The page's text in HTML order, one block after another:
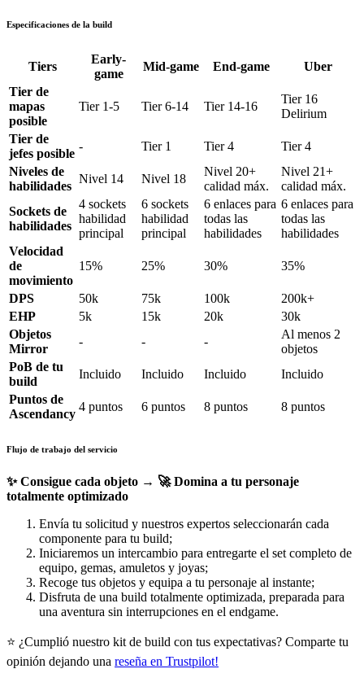
Especificaciones de la build
Tiers
Early-
game
Mid-game End-game
Uber
Tier de
mapas
posible
Tier 1-5 Tier 6-14 Tier 14-16
Tier 16
Delirium
Tier de
jefes posible
- Tier 1 Tier 4
Tier 4
Niveles de
habilidades
Nivel 14 Nivel 18
Nivel 20+
calidad máx.
Nivel 21+
calidad máx.
Sockets de
habilidades
4 sockets
habilidad
principal
6 sockets
habilidad
principal
6 enlaces para
todas las
habilidades
6 enlaces para
todas las
habilidades
Velocidad
de
movimiento
15% 25% 30% 35%
DPS 50k 75k 100k
200k+
EHP
5k 15k 20k
30k
Objetos
Mirror
- - -
Al menos 2
objetos
PoB de tu
build
Incluido Incluido Incluido
Incluido
Puntos de
Ascendancy
4 puntos 6 puntos 8 puntos 8 puntos
Flujo de trabajo del servicio
✨ Consigue cada objeto → 🚀 Domina a tu personaje
totalmente optimizado
Envía tu solicitud y nuestros expertos seleccionarán cada
componente para tu build;
Iniciaremos un intercambio para entregarte el set completo de
equipo, gemas, amuletos y joyas;
Recoge tus objetos y equipa a tu personaje al instante;
Disfruta de una build totalmente optimizada, preparada para
una aventura sin interrupciones en el endgame.
⭐ ¿Cumplió nuestro kit de build con tus expectativas? Comparte tu
opinión dejando una reseña en Trustpilot!